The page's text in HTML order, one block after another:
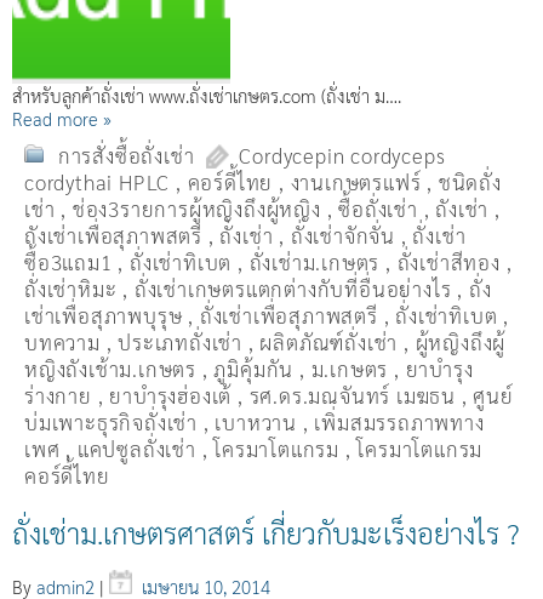
สำหรับลูกค้าถั่งเช่า www.ถั่งเช่าเกษตร.com (ถั่งเช่า ม….
Read more »
การสั่งซื้อถั่งเช่า
Cordycepin cordyceps
cordythai HPLC , คอร์ดี้ไทย , งานเกษตรแฟร์ , ชนิดถั่ง
เช่า , ช่อง3รายการผู้หญิงถึงผู้หญิง ,ซื้อถั่งเช่า , ถังเช่า ,
ถังเช่าเพื่อสุภาพสตรี , ถั่งเช่า , ถั่งเช่าจักจั่น , ถั่งเช่า
ซื้อ3แถม1 , ถั่งเช่าทิเบต , ถั่งเช่าม.เกษตร , ถั่งเช่าสีทอง ,
ถั่งเช่าหิมะ , ถั่งเช่าเกษตรแตกต่างกับที่อื่นอย่างไร , ถั่ง
เช่าเพื่อสุภาพบุรุษ , ถั่งเช่าเพื่อสุภาพสตรี , ถั่่งเช่าทิเบต ,
บทความ ,ประเภทถั่งเช่า , ผลิตภัณฑ์ถั่งเช่า , ผู้หญิงถึงผู้
หญิงถังเช้าม.เกษตร ,ภูมิคุ้มกัน , ม.เกษตร , ยาบำรุง
ร่างกาย , ยาบำรุงฮ่องเต้ , รศ.ดร.มณจันทร์ เมฆธน , ศูนย์
บ่มเพาะธุรกิจถั่งเช่า , เบาหวาน , เพิ่มสมรรถภาพทาง
เพศ , แคปซูลถั่งเช่า ,โครมาโตแกรม ,โครมาโตแกรม
คอร์ดี้ไทย
ถั่งเช่าม.เกษตรศาสตร์ เกี่ยวกับมะเร็งอย่างไร ?
By admin2 | เมษายน 10, 2014